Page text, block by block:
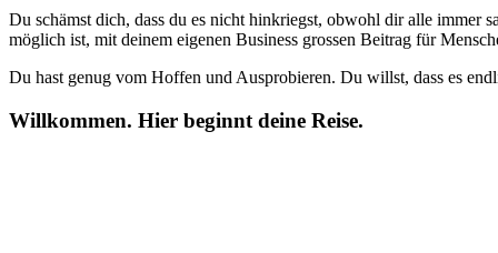
Du schämst dich, dass du es nicht hinkriegst, obwohl dir alle immer
möglich ist, mit deinem eigenen Business grossen Beitrag für
Du hast genug vom Hoffen und Ausprobieren. Du willst, dass es
Willkommen. Hier beginnt deine Reise.